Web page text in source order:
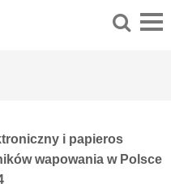
i papieros
wapowania w Polsce